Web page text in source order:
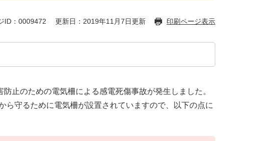
ID：0009472 更新日：2019年11月7日更新 印刷ページ表示
止のための電気柵による感電死傷事故が発生しました。
ら守るために電気柵が設置されていますので、以下の点に